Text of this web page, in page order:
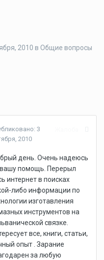
2010 в Общие вопросы
3
2010
день. Очень надеюсь
помощь. Перерыл
интернет в поисках
либо информации по
изготавления
инструментов на
связке.
все, книги, статьи,
опыт . Зарание
за любую